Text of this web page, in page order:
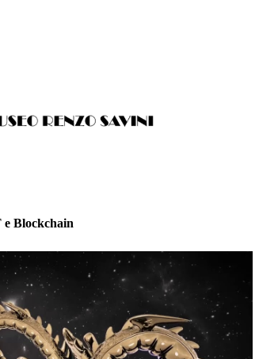
Blockchain